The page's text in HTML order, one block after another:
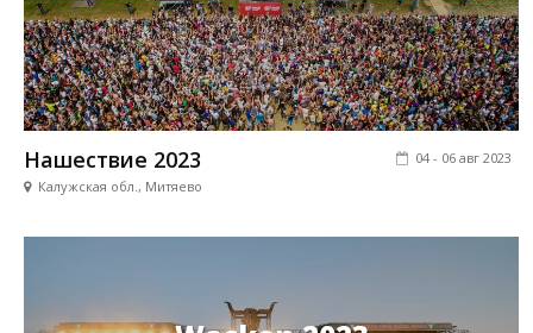
Нашествие 2023
Калужская обл., Митяево
04 - 06 авг 2023